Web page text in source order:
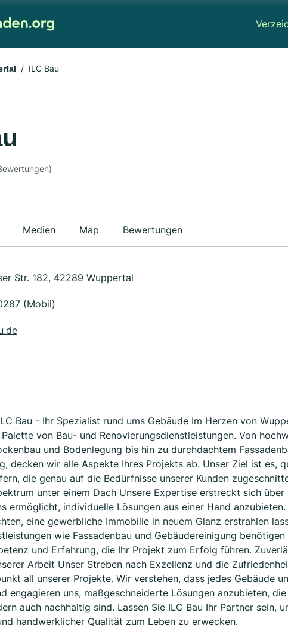
ILC Bau
Medien Map Bewertungen
Str. 182, 42289 Wuppertal
(Mobil)
Bau - Ihr Spezialist rund ums Gebäude Im Herzen von
von Bau- und Renovierungsdienstleistungen. Von
und Bodenlegung bis hin zu durchdachtem
decken wir alle Aspekte Ihres Projekts ab. Unser Ziel ist es,
die genau auf die Bedürfnisse unserer Kunden
unter einem Dach Unsere Expertise erstreckt sich über
ermöglicht, individuelle Lösungen aus einer Hand anzubieten.
eine gewerbliche Immobilie in neuem Glanz erstrahlen
wie Fassadenbau und Gebäudereinigung
und Erfahrung, die Ihr Projekt zum Erfolg führen.
Arbeit Unser Streben nach Exzellenz und die
all unserer Projekte. Wir verstehen, dass jedes Gebäude
engagieren uns, maßgeschneiderte Lösungen anzubieten,
auch nachhaltig sind. Lassen Sie ILC Bau Ihr Partner sein,
handwerklicher Qualität zum Leben zu erwecken.